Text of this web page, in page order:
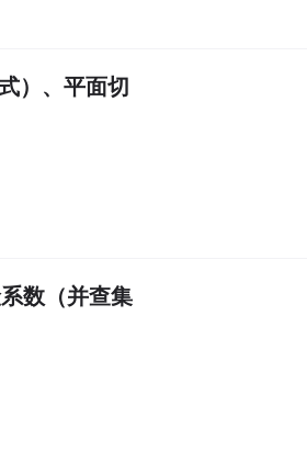
）、平面切
数（并查集